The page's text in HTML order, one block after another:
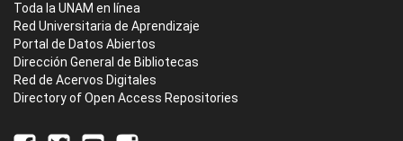
Toda la UNAM en línea
Red Universitaria de Aprendizaje
Portal de Datos Abiertos
Dirección General de Bibliotecas
Red de Acervos Digitales
Directory of Open Access Repositories